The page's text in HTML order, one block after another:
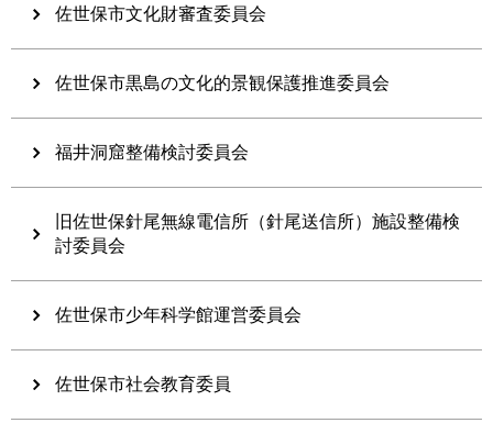
佐世保市文化財審査委員会
佐世保市黒島の文化的景観保護推進委員会
福井洞窟整備検討委員会
旧佐世保針尾無線電信所（針尾送信所）施設整備検
討委員会
佐世保市少年科学館運営委員会
佐世保市社会教育委員